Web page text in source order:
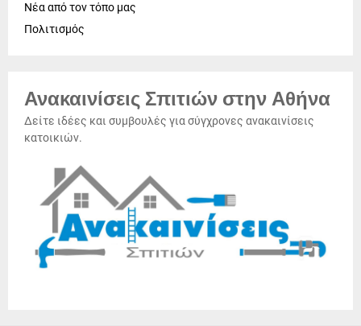
Νέα από τον τόπο μας
Πολιτισμός
Ανακαινίσεις Σπιτιών στην Αθήνα
Δείτε ιδέες και συμβουλές για σύγχρονες ανακαινίσεις
κατοικιών.